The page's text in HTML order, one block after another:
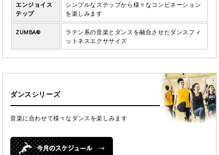
エンジョイス
テップ
シンプルなステップから様々なコンビネーション
を楽しみます
ZUMBA®
ラテン系の音楽とダンスを融合させたダンスフィ
ットネスエクササイズ
ダンスシリーズ
音楽に合わせて様々なダンスを楽しみます